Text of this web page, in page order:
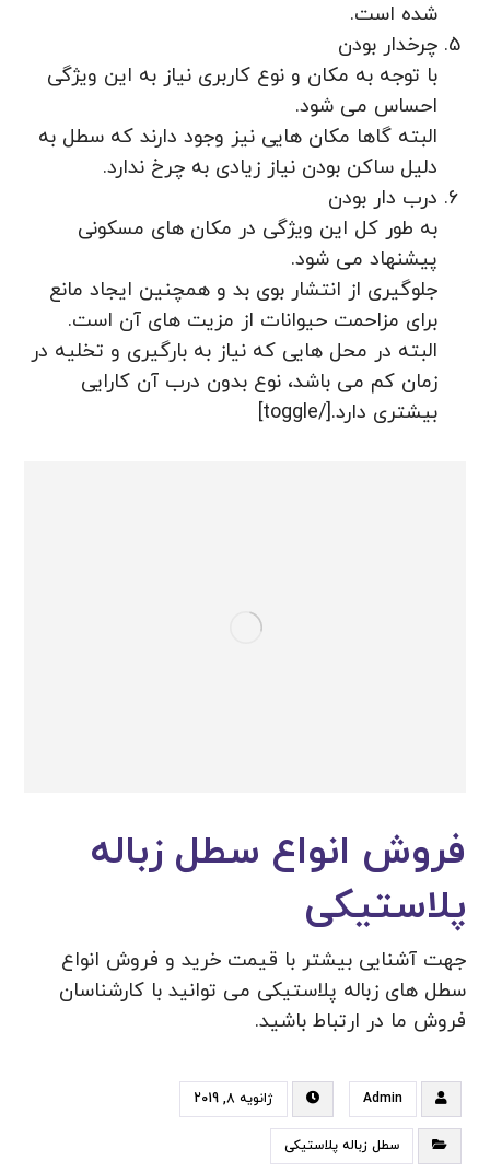
شده است.
چرخدار بودن
با توجه به مکان و نوع کاربری نیاز به این ویژگی
احساس می شود.
البته گاها مکان هایی نیز وجود دارند که سطل به
دلیل ساکن بودن نیاز زیادی به چرخ ندارد.
درب دار بودن
به طور کل این ویژگی در مکان های مسکونی
پیشنهاد می شود.
جلوگیری از انتشار بوی بد و همچنین ایجاد مانع
برای مزاحمت حیوانات از مزیت های آن است.
البته در محل هایی که نیاز به بارگیری و تخلیه در
زمان کم می باشد، نوع بدون درب آن کارایی
بیشتری دارد.[/toggle]
فروش انواع سطل زباله
پلاستیکی
جهت آشنایی بیشتر با قیمت خرید و فروش انواع
سطل های زباله پلاستیکی می توانید با کارشناسان
فروش ما در ارتباط باشید.
Admin ژانویه 8, 2019
سطل زباله پلاستیکی